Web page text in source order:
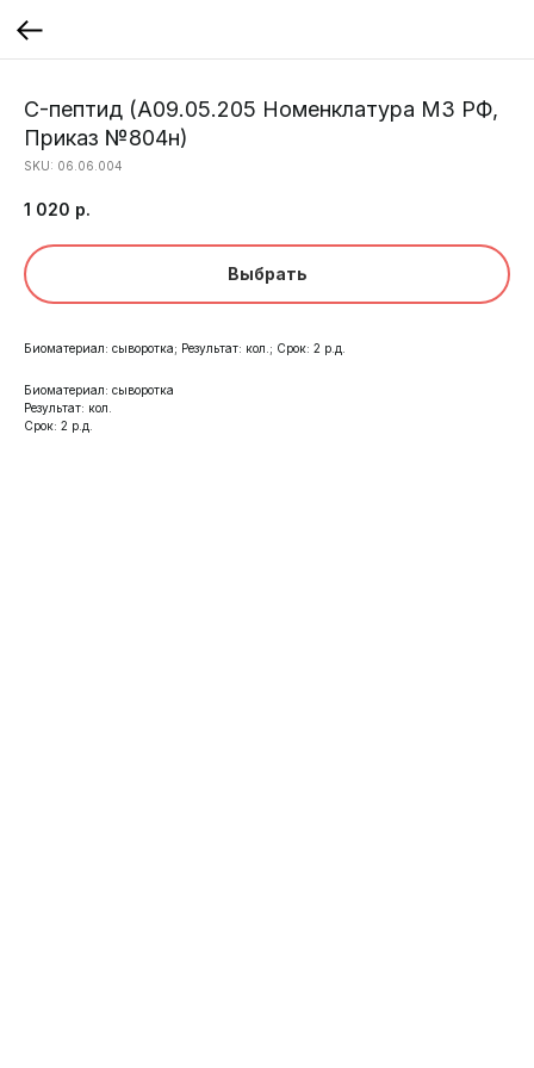
C-пептид (A09.05.205 Номенклатура МЗ РФ,
Приказ №804н)
SKU: 06.06.004
1 020 р.
Выбрать
Биоматериал: сыворотка; Результат: кол.; Срок: 2 р.д.
Биоматериал: сыворотка
Результат: кол.
Срок: 2 р.д.